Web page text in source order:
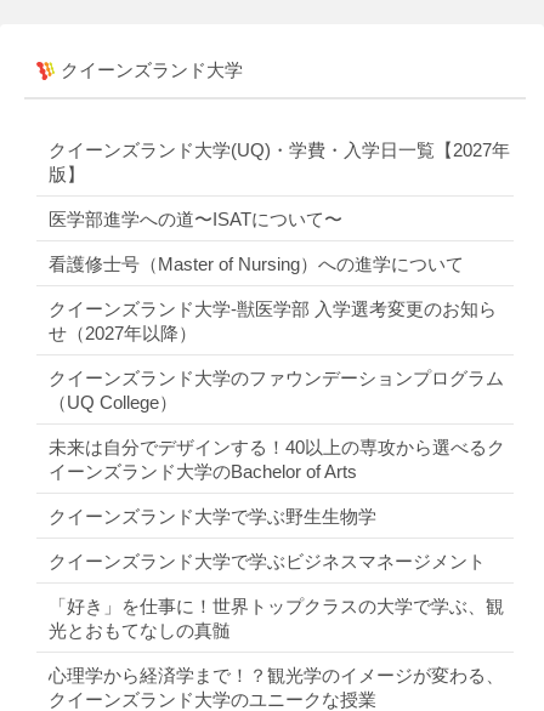
クイーンズランド大学
クイーンズランド大学(UQ)・学費・入学日一覧【2027年
版】
医学部進学への道〜ISATについて〜
看護修士号（Master of Nursing）への進学について
クイーンズランド大学-獣医学部 入学選考変更のお知ら
せ（2027年以降）
クイーンズランド大学のファウンデーションプログラム
（UQ College）
未来は自分でデザインする！40以上の専攻から選べるク
イーンズランド大学のBachelor of Arts
クイーンズランド大学で学ぶ野生生物学
クイーンズランド大学で学ぶビジネスマネージメント
「好き」を仕事に！世界トップクラスの大学で学ぶ、観
光とおもてなしの真髄
心理学から経済学まで！？観光学のイメージが変わる、
クイーンズランド大学のユニークな授業